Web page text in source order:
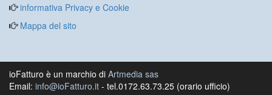
informativa Privacy e Cookie
Mappa del sito
ioFatturo è un marchio di Artmedia sas
Email: info@ioFatturo.it - tel.0172.63.73.25 (orario ufficio)